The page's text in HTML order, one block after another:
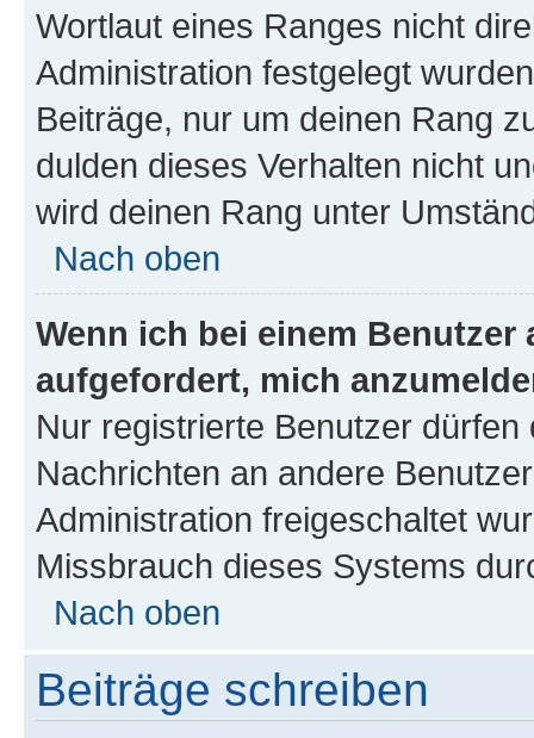
Wortlaut eines Ranges nicht
Administration festgelegt
Beiträge, nur um deinen Rang
dulden dieses Verhalten nicht
wird deinen Rang unter
Nach oben
Wenn ich bei einem
aufgefordert, mich
Nur registrierte Benutzer
Nachrichten an andere
Administration freigeschaltet
Missbrauch dieses Systems
Nach oben
Beiträge schreiben